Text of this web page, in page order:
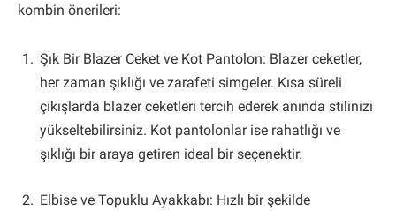
kombin önerileri:
Şık Bir Blazer Ceket ve Kot Pantolon: Blazer ceketler,
her zaman şıklığı ve zarafeti simgeler. Kısa süreli
çıkışlarda blazer ceketleri tercih ederek anında stilinizi
yükseltebilirsiniz. Kot pantolonlar ise rahatlığı ve
şıklığı bir araya getiren ideal bir seçenektir.
Elbise ve Topuklu Ayakkabı: Hızlı bir şekilde